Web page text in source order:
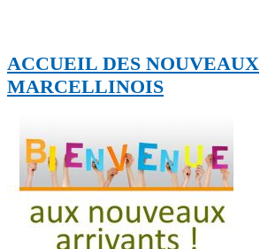
ACCUEIL DES NOUVEAUX
MARCELLINOIS